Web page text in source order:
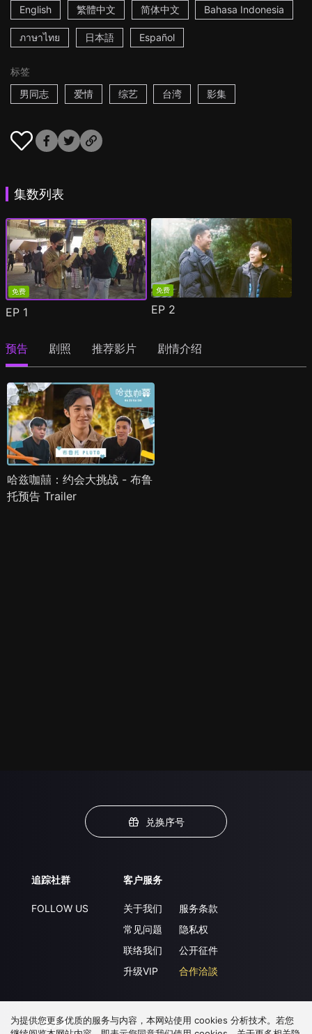
English
繁體中文 简体中文 Bahasa Indonesia
ภาษาไทย 日本語 Español
标签
男同志
爱情 综艺 台湾 影集
集数列表
免费
EP 1
免费
EP 2
预告 剧照 推荐影片 剧情介绍
哈兹咖囍：约会大挑战 - 布鲁
托预告 Trailer
兑换序号
追踪社群
FOLLOW US
客户服务
关于我们
常见问题
联络我们
升级VIP
服务条款
隐私权
公开征件
合作洽談
下载 APP
为提供您更多优质的服务与内容，本网站使用 cookies 分析技术。若您